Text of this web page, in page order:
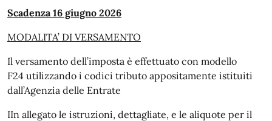
Scadenza 16 giugno 2026
MODALITA’ DI VERSAMENTO
Il versamento dell’imposta è effettuato con modello
F24 utilizzando i codici tributo appositamente istituiti
dall’Agenzia delle Entrate
IIn allegato le istruzioni, dettagliate, e le aliquote per il